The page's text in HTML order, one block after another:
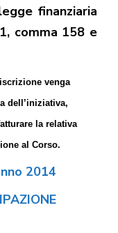
finanziaria
comma 158 e
venga
dell’iniziativa,
la relativa
al Corso.
2014